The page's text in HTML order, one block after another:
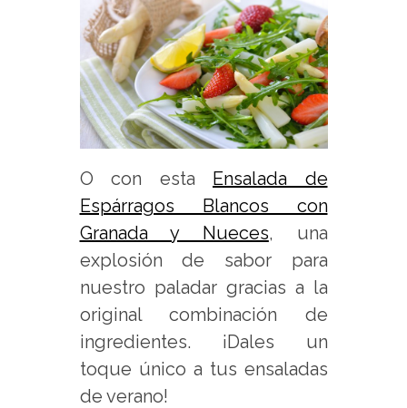
O con esta Ensalada de
Espárragos Blancos con
Granada y Nueces, una
explosión de sabor para
nuestro paladar gracias a la
original combinación de
ingredientes. ¡Dales un
toque único a tus ensaladas
de verano!